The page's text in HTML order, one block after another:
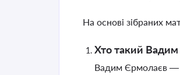
На основі зібраних
Хто такий Вадим
Вадим Єрмолаєв —